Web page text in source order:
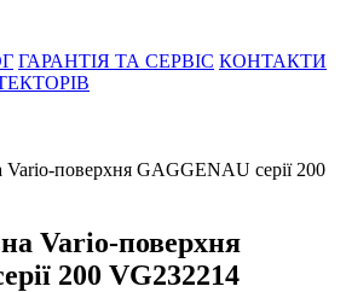
ГАРАНТІЯ ТА СЕРВІС КОНТАКТИ
Vario-поверхня GAGGENAU серії 200
Vario-поверхня
200 VG232214